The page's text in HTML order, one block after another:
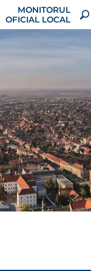
MONITORUL
OFICIAL LOCAL